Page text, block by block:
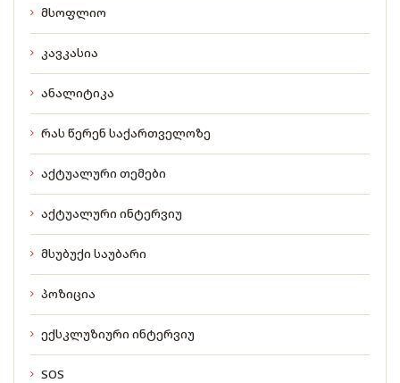
მსოფლიო
კავკასია
ანალიტიკა
რას წერენ საქართველოზე
აქტუალური თემები
აქტუალური ინტერვიუ
მსუბუქი საუბარი
პოზიცია
ექსკლუზიური ინტერვიუ
SOS